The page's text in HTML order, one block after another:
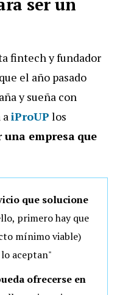
ser un
fintech y fundador
el año pasado
y sueña con
aiProUP los
una empresa que
que solucione
primero hay que
mínimo viable)
aceptan"
ofrecerse en